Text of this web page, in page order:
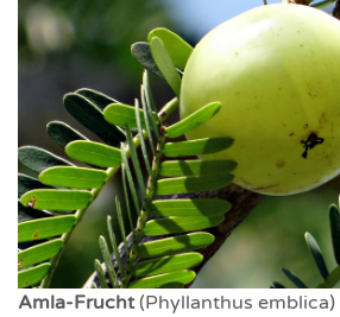
Amla-Frucht(Phyllanthus